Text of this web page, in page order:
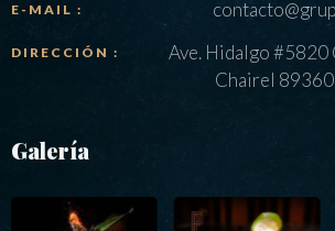
E-MAIL :
DIRECCIÓN :
Ave. Hidalgo #5820
Chairel 89360
Galería